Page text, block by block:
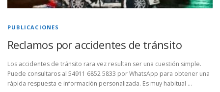
PUBLICACIONES
Reclamos por accidentes de tránsito
Los accidentes de tránsito rara vez resultan ser una cuestión simple.
Puede consultaros al 54911 6852 5833 por WhatsApp para obtener una
rápida respuesta e información personalizada. Es muy habitual …